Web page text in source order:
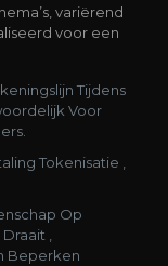
variërend
voor een
Tijdens
Voor
Tokenisatie ,
Op
,
Beperken